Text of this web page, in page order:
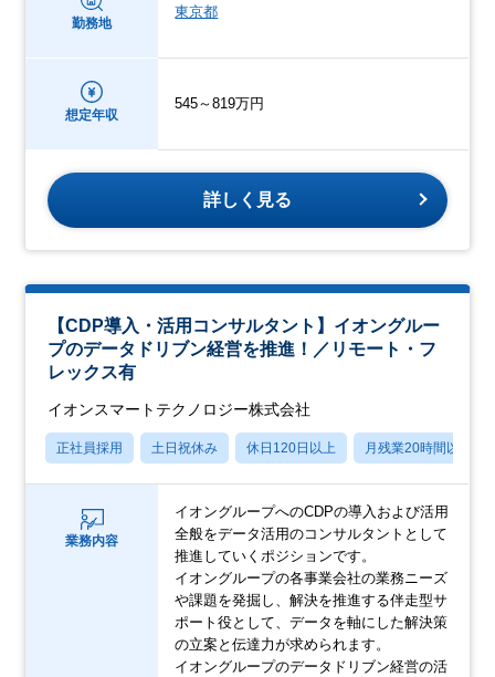
勤務地
東京都
想定年収
545～819万円
詳しく見る
【CDP導入・活用コンサルタント】イオングルー
プのデータドリブン経営を推進！／リモート・フ
レックス有
イオンスマートテクノロジー株式会社
正社員採用 土日祝休み 休日120日以上 月残業20時間以内
業務内容
イオングループへのCDPの導入および活用
全般をデータ活用のコンサルタントとして
推進していくポジションです。
イオングループの各事業会社の業務ニーズ
や課題を発掘し、解決を推進する伴走型サ
ポート役として、データを軸にした解決策
の立案と伝達力が求められます。
イオングループのデータドリブン経営の活